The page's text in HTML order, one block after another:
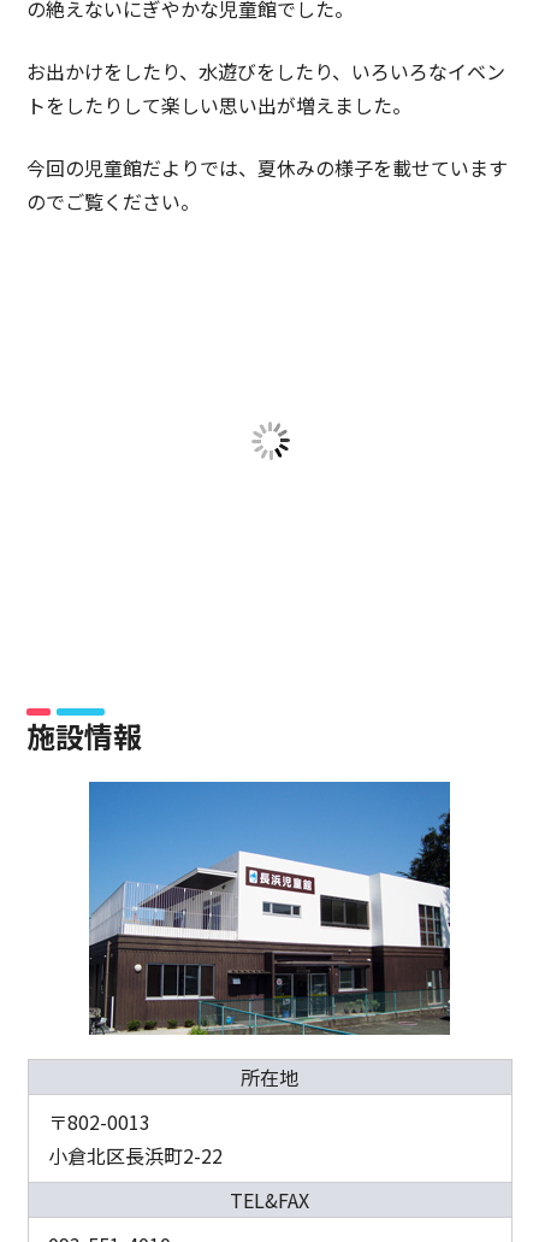
の絶えないにぎやかな児童館でした。
お出かけをしたり、水遊びをしたり、いろいろなイベン
トをしたりして楽しい思い出が増えました。
今回の児童館だよりでは、夏休みの様子を載せています
のでご覧ください。
施設情報
所在地
〒802-0013
小倉北区長浜町2-22
TEL&FAX